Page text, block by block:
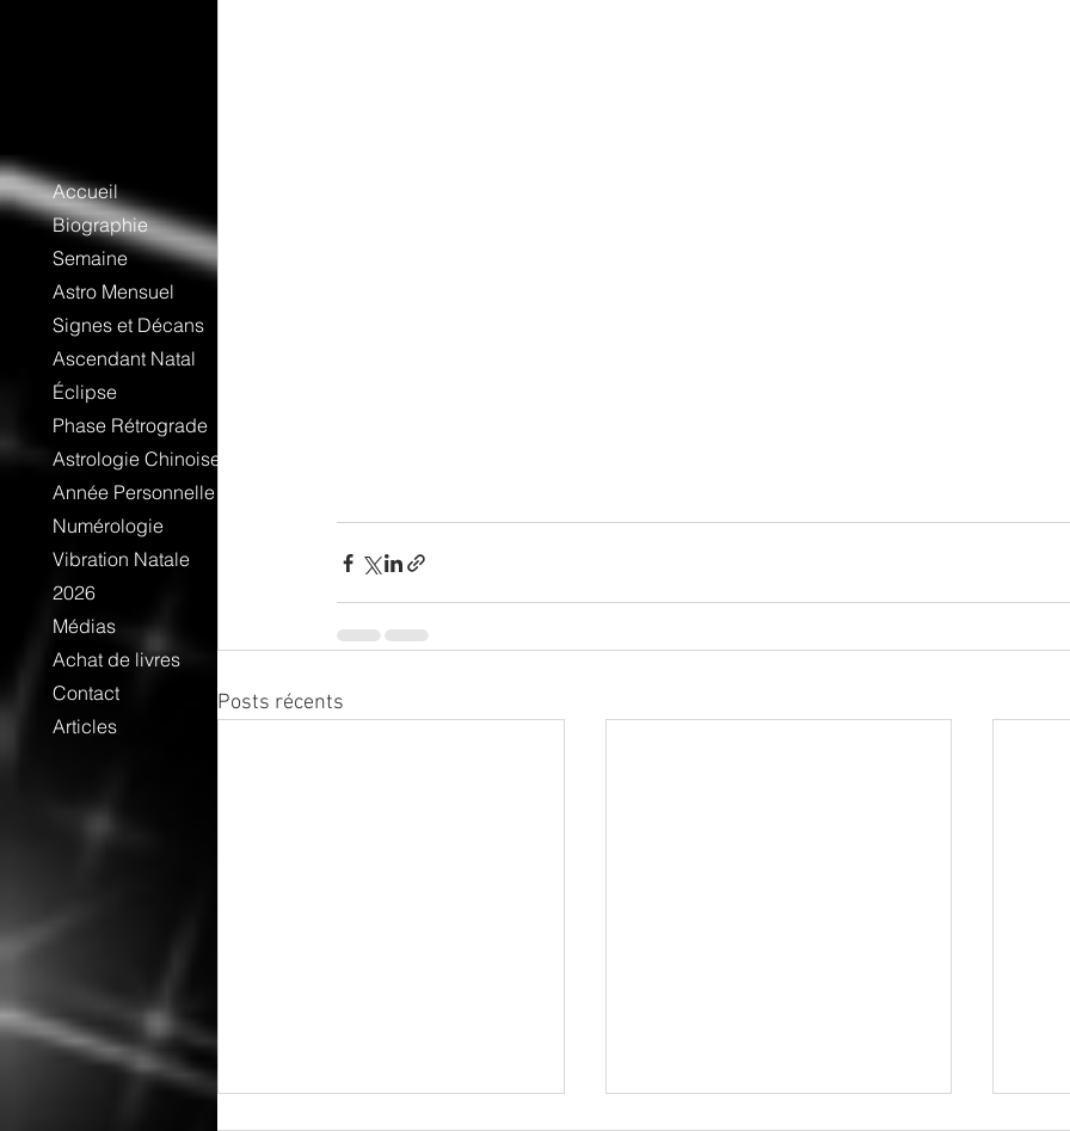
Accueil
Biographie
Semaine
Astro Mensuel
Signes et Décans
Ascendant Natal
Éclipse
Phase Rétrograde
Astrologie Chinoise
Année Personnelle
Numérologie
Vibration Natale
2026
Médias
Achat de livres
Contact
Articles
Posts récents